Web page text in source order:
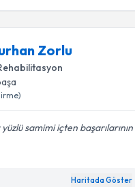
Zorlu
samimi içten başarılarının
Haritada Göster